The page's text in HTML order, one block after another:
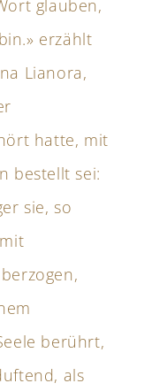
glauben,
erzählt
Lianora,
hatte, mit
bestellt sei:
sie, so
berührt,
als